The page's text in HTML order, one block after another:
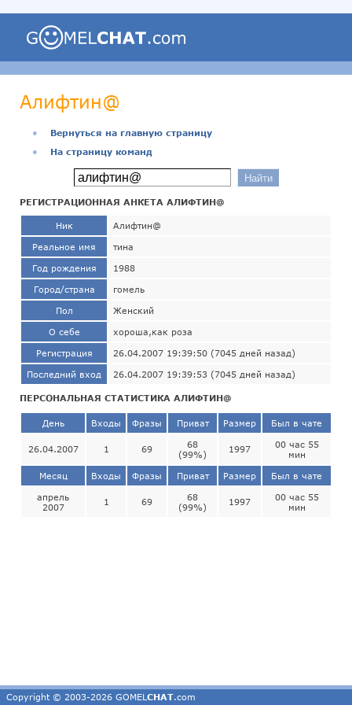
Алифтин@
●
Вернуться на главную страницу
●
На страницу команд
РЕГИСТРАЦИОННАЯ АНКЕТА АЛИФТИН@
Ник Алифтин@
Реальное имя тина
Год рождения 1988
Город/страна гомель
Пол Женский
О себе хороша,как роза
Регистрация 26.04.2007 19:39:50 (7045 дней назад)
Последний вход 26.04.2007 19:39:53 (7045 дней назад)
ПЕРСОНАЛЬНАЯ СТАТИСТИКА АЛИФТИН@
День Входы Фразы Приват Размер Был в чате
26.04.2007 1 69
68
(99%)
1997
00 час 55
мин
Месяц Входы Фразы Приват Размер Был в чате
апрель
2007
1 69
68
(99%)
1997
00 час 55
мин
Copyright © 2003-2026 GOMEL CHAT.com